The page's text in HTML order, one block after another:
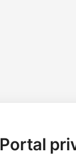
Portal